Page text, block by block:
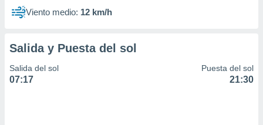
Viento medio: 12 km/h
Salida y Puesta del sol
Salida del sol
07:17
Puesta del sol
21:30